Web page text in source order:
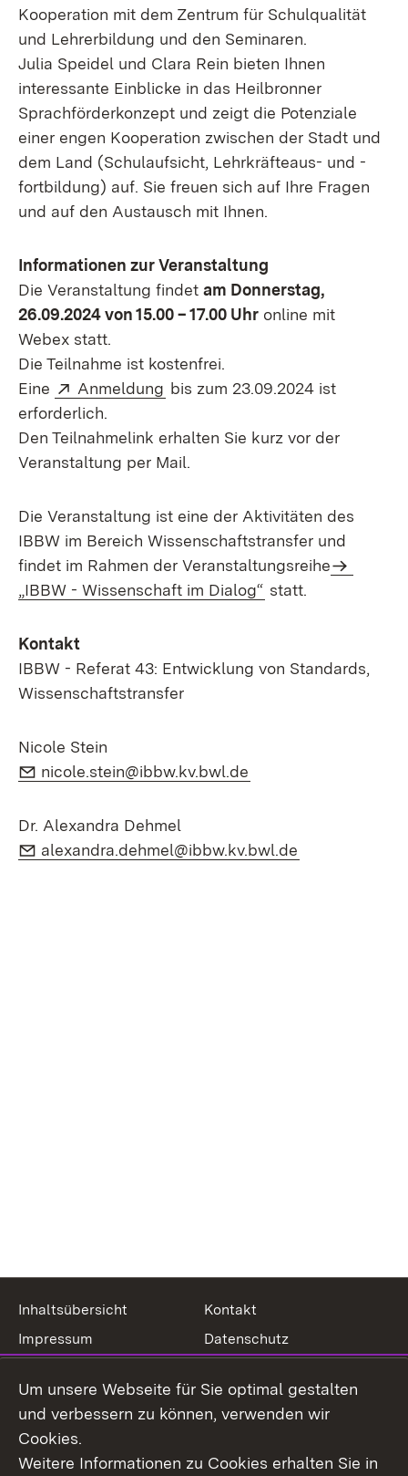
Kooperation mit dem Zentrum für Schulqualität
und Lehrerbildung und den Seminaren.
Julia Speidel und Clara Rein bieten Ihnen
interessante Einblicke in das Heilbronner
Sprachförderkonzept und zeigt die Potenziale
einer engen Kooperation zwischen der Stadt und
dem Land (Schulaufsicht, Lehrkräfteaus- und -
fortbildung) auf. Sie freuen sich auf Ihre Fragen
und auf den Austausch mit Ihnen.
Informationen zur Veranstaltung
Die Veranstaltung findet am Donnerstag,
26.09.2024 von 15.00 – 17.00 Uhr online mit
Webex statt.
Die Teilnahme ist kostenfrei.
Eine
Extern:
Anmeldung (Öffnet in neuem Fenster)
bis zum 23.09.2024 ist
erforderlich.
Den Teilnahmelink erhalten Sie kurz vor der
Veranstaltung per Mail.
Die Veranstaltung ist eine der Aktivitäten des
IBBW im Bereich Wissenschaftstransfer und
findet im Rahmen der Veranstaltungsreihe
„IBBW - Wissenschaft im Dialog“ statt.
Kontakt
IBBW - Referat 43: Entwicklung von Standards,
Wissenschaftstransfer
Nicole Stein
E-Mail:
nicole.stein@ibbw.kv.bwl.de
Dr. Alexandra Dehmel
E-Mail:
alexandra.dehmel@ibbw.kv.bwl.de
Inhaltsübersicht
Kontakt
Impressum
Datenschutz
Barrierefreiheit
Um unsere Webseite für Sie optimal gestalten
und verbessern zu können, verwenden wir
Cookies.
Weitere Informationen zu Cookies erhalten Sie in